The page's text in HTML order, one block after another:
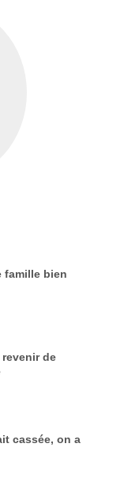
famille bien
de
cassée, on a